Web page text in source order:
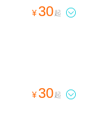
¥30起 
¥30起 